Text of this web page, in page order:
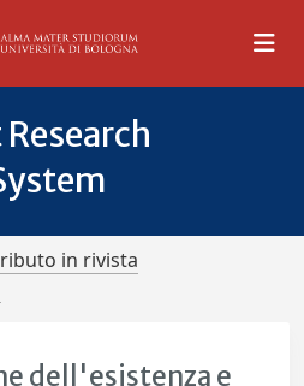
in rivista
dell'esistenza e